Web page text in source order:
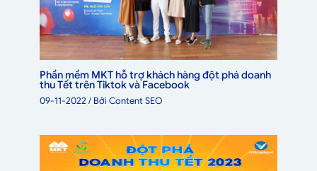
Phần mềm MKT hỗ trợ khách hàng đột phá doanh
thu Tết trên Tiktok và Facebook
09-11-2022/ BởiContent SEO